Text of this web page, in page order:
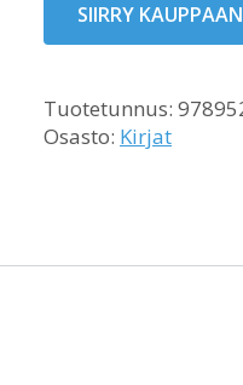
SIIRRY
Tuotetunnus:
Osasto: Kirjat